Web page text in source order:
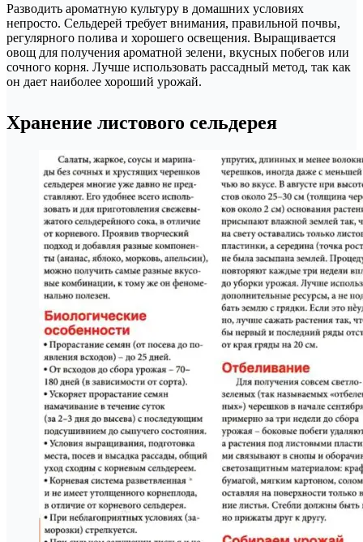
Разводить ароматную культуру в домашних условиях
непросто. Сельдерей требует внимания, правильной почвы,
регулярного полива и хорошего освещения. Выращивается
овощ для получения ароматной зелени, вкусных побегов или
сочного корня. Лучше использовать рассадный метод, так как
он дает наиболее хороший урожай.
Хранение листового сельдерея